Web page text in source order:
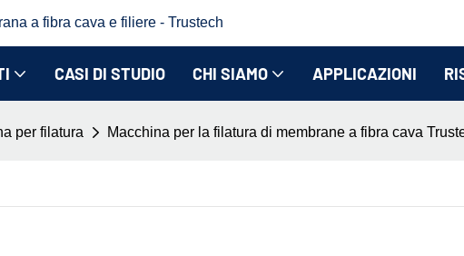
a fibra cava e filiere - Trustech
CASI DI STUDIO CHI SIAMO APPLICAZIONI
per filatura Macchina per la filatura di membrane a fibra cava